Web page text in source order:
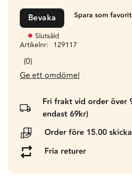
Bevaka
Slutsåld
Artikelnr
129117
0
Ge ett omdöme!
Fri frakt vid order över
endast 69kr)
Order före 15.00
Fria returer